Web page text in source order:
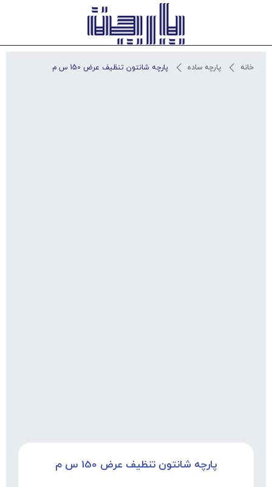
خانه پارچه ساده پارچه شانتون تنظیف عرض 150 س م
پارچه شانتون تنظیف عرض 150 س م
استعلام آخرین قیمت و مشاوره